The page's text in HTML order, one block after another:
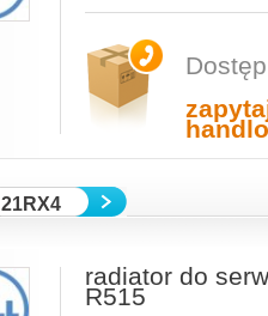
21RX4
radiator do
R515